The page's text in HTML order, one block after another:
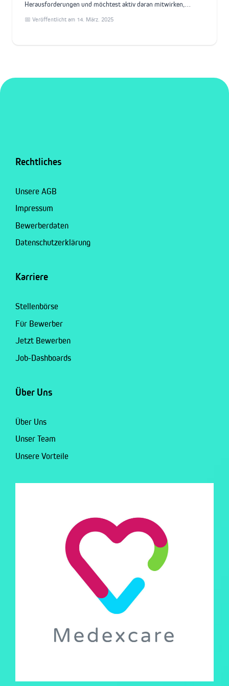
Herausforderungen und möchtest aktiv daran mitwirken,…
📅 Veröffentlicht am 14. März. 2025
Rechtliches
Unsere AGB
Impressum
Bewerberdaten
Datenschutzerklärung
Karriere
Stellenbörse
Für Bewerber
Jetzt Bewerben
Job-Dashboards
Über Uns
Über Uns
Unser Team
Unsere Vorteile